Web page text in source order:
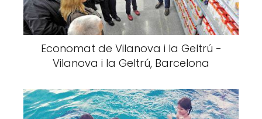
Economat de Vilanova i la Geltrú -
Vilanova i la Geltrú, Barcelona